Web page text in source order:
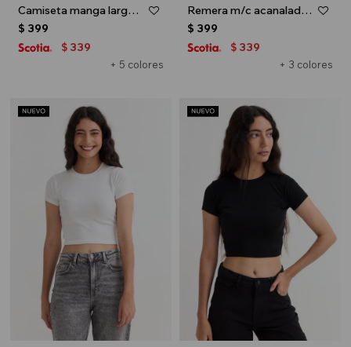
Camiseta manga larga - Blanco y celeste
+ 5 colores
$ 399
$ 339
Remera m/c acanalada cuello a la base - Gris melange
+ 3 colores
$ 399
$ 339